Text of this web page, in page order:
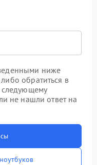
ниже
обратиться в
следующему
не нашли ответ на